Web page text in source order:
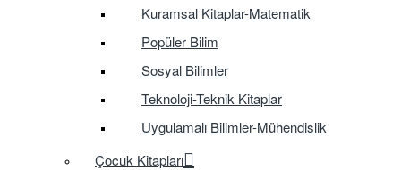
Kuramsal Kitaplar-Matematik
Popüler Bilim
Sosyal Bilimler
Teknoloji-Teknik Kitaplar
Uygulamalı Bilimler-Mühendislik
Çocuk Kitapları